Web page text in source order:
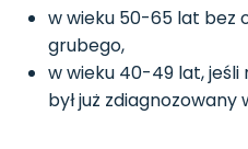
w wieku 50-65 lat bez
grubego,
w wieku 40-49 lat,
był już